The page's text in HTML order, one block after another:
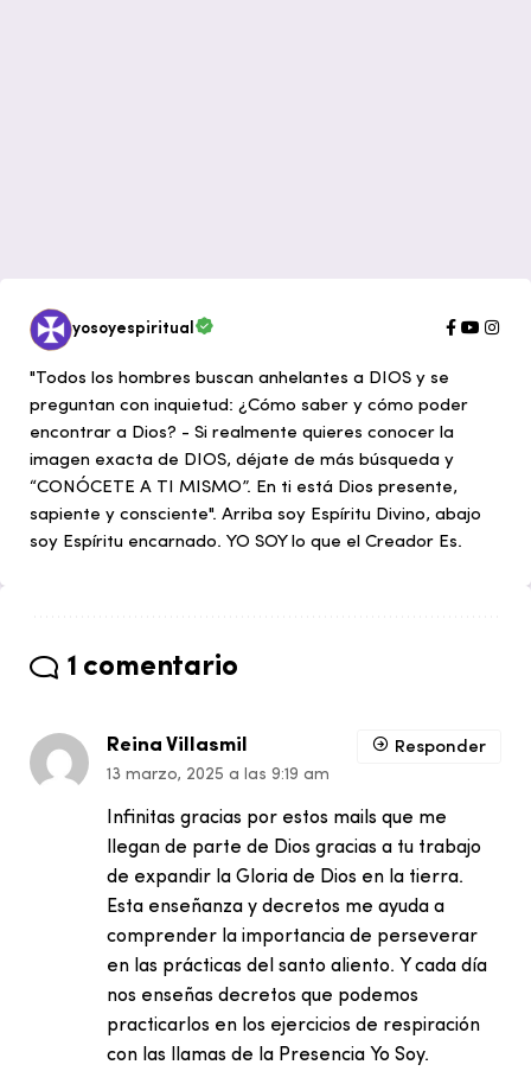
yosoyespiritual
"Todos los hombres buscan anhelantes a DIOS y se
preguntan con inquietud: ¿Cómo saber y cómo poder
encontrar a Dios? - Si realmente quieres conocer la
imagen exacta de DIOS, déjate de más búsqueda y
“CONÓCETE A TI MISMO”. En ti está Dios presente,
sapiente y consciente". Arriba soy Espíritu Divino, abajo
soy Espíritu encarnado. YO SOY lo que el Creador Es.
1 comentario
Reina Villasmil
13 marzo, 2025 a las 9:19 am
Infinitas gracias por estos mails que me
llegan de parte de Dios gracias a tu trabajo
de expandir la Gloria de Dios en la tierra.
Esta enseñanza y decretos me ayuda a
comprender la importancia de perseverar
en las prácticas del santo aliento. Y cada día
nos enseñas decretos que podemos
practicarlos en los ejercicios de respiración
con las llamas de la Presencia Yo Soy.
Responder